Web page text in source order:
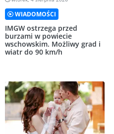
WIADOMOŚCI
IMGW ostrzega przed
burzami w powiecie
wschowskim. Możliwy grad i
wiatr do 90 km/h